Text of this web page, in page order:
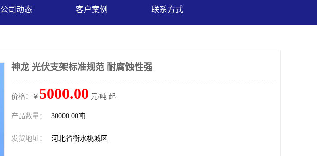
公司动态 客户案例 联系方式
神龙 光伏支架标准规范 耐腐蚀性强
价格：￥ 5000.00 元/吨 起
产品数量： 30000.00吨
发货地址： 河北省衡水桃城区